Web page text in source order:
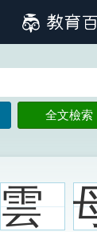
筆畫索引圖示
全文檢索
雲